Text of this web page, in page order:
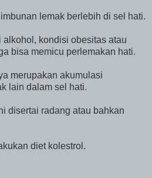
lemak berlebih di sel hati.
kondisi obesitas atau
bisa memicu perlemakan hati.
merupakan akumulasi
lain dalam sel hati.
disertai radang atau bahkan
diet kolestrol.